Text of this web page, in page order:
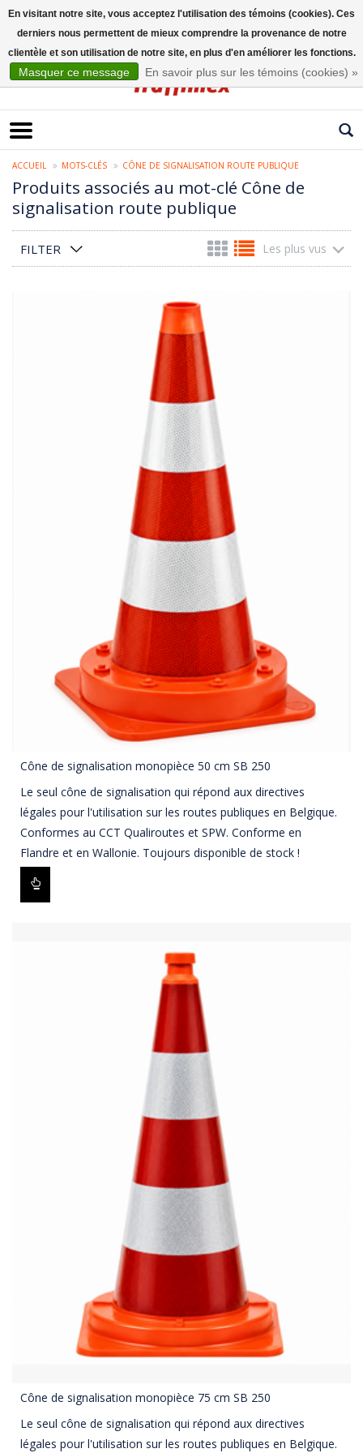
ACCUEIL MOTS-CLÉS CÔNE DE SIGNALISATION ROUTE PUBLIQUE
Produits associés au mot-clé Cône de
signalisation route publique
FILTER Les plus vus
Cône de signalisation monopièce 50 cm SB 250
Le seul cône de signalisation qui répond aux directives
légales pour l'utilisation sur les routes publiques en Belgique.
Conformes au CCT Qualiroutes et SPW. Conforme en
Flandre et en Wallonie. Toujours disponible de stock !
Cône de signalisation monopièce 75 cm SB 250
Le seul cône de signalisation qui répond aux directives
légales pour l'utilisation sur les routes publiques en Belgique.
En visitant notre site, vous acceptez l'utilisation des témoins (cookies). Ces
derniers nous permettent de mieux comprendre la provenance de notre
clientèle et son utilisation de notre site, en plus d'en améliorer les fonctions.
Masquer ce message En savoir plus sur les témoins (cookies) »